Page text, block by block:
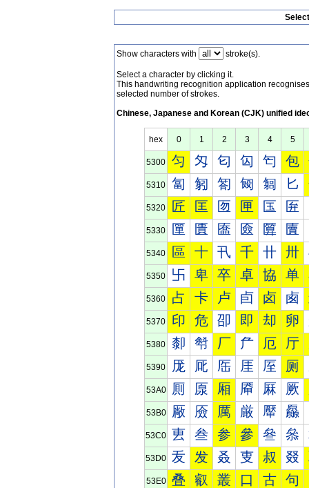
Show characters with stroke(s).
Select a character by clicking it.
This handwriting recognition application
selected number of strokes.
Chinese, Japanese and Korean (CJK) unified
hex 0 1 2 3 4 5
5300 匀 匁 匂 匃 匄 包
5310 匐 匑 匒 匓 匔 匕
5320 匠 匡 匢 匣 匤 匥
5330 匰 匱 匲 匳 匴 匵
5340 區 十 卂 千 卄 卅
5350 卐 卑 卒 卓 協 单
5360 占 卡 卢 卣 卤 卥
5370 印 危 卲 即 却 卵
5380 厀 厁 厂 厃 厄 厅
5390 厐 厑 厒 厓 厔 厕
53A0 厠 厡 厢 厣 厤 厥
53B0 厰 厱 厲 厳 厴 厵
53C0 叀 叁 参 參 叄 叅
53D0 叐 发 叒 叓 叔 叕
53E0 叠 叡 叢 口 古 句